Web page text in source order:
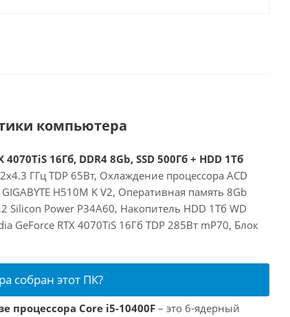
компьютера
16Гб, DDR4 8Gb, SSD 500Гб + HDD 1Тб
ГГц TDP 65Вт, Охлаждение процессора ACD
H510M K V2, Оперативная память 8Gb
Silicon Power P34A60, Накопитель HDD 1Тб WD
GeForce RTX 4070TiS 16Гб TDP 285Вт mP70, Блок
собран этот ПК?
процессора Core i5-10400F – это 6-ядерный